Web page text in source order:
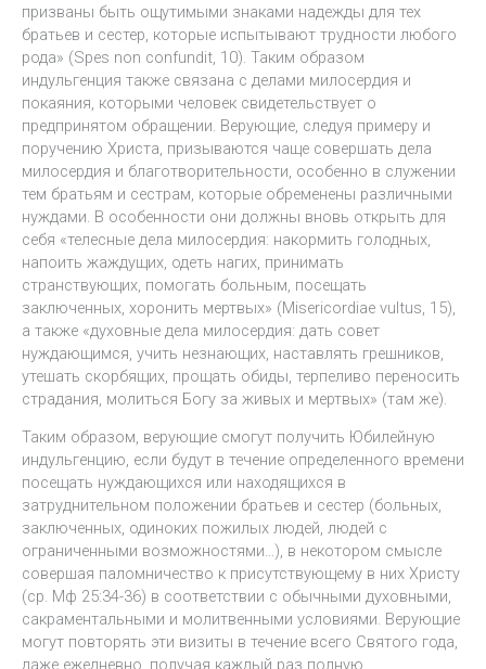
призваны быть ощутимыми знаками надежды для тех
братьев и сестер, которые испытывают трудности любого
рода» (Spes non confundit, 10). Таким образом
индульгенция также связана с делами милосердия и
покаяния, которыми человек свидетельствует о
предпринятом обращении. Верующие, следуя примеру и
поручению Христа, призываются чаще совершать дела
милосердия и благотворительности, особенно в служении
тем братьям и сестрам, которые обременены различными
нуждами. В особенности они должны вновь открыть для
себя «телесные дела милосердия: накормить голодных,
напоить жаждущих, одеть нагих, принимать
странствующих, помогать больным, посещать
заключенных, хоронить мертвых» (Misericordiae vultus, 15),
а также «духовные дела милосердия: дать совет
нуждающимся, учить незнающих, наставлять грешников,
утешать скорбящих, прощать обиды, терпеливо переносить
страдания, молиться Богу за живых и мертвых» (там же).
Таким образом, верующие смогут получить Юбилейную
индульгенцию, если будут в течение определенного времени
посещать нуждающихся или находящихся в
затруднительном положении братьев и сестер (больных,
заключенных, одиноких пожилых людей, людей с
ограниченными возможностями…), в некотором смысле
совершая паломничество к присутствующему в них Христу
(ср. Мф 25:34-36) в соответствии с обычными духовными,
сакраментальными и молитвенными условиями. Верующие
могут повторять эти визиты в течение всего Святого года,
даже ежедневно, получая каждый раз полную